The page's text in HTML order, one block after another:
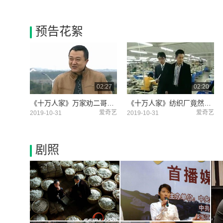
预告花絮
02:27
2019-10-31 爱奇艺
02:20
2019-10-31 爱奇艺
剧照